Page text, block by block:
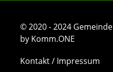
© 2020 - 2024
by Komm.ONE
Kontakt / Impressum